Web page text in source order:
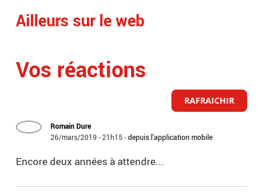
Ailleurs sur le web
Vos réactions
RAFRAICHIR
Romain Dure
26/mars/2019 - 21h15 -depuis l'application mobile
Encore deux années à attendre...